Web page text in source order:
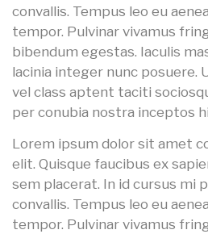
convallis. Tempus leo eu
tempor. Pulvinar vivamus
bibendum egestas. Iaculis
lacinia integer nunc posuere.
vel class aptent taciti
per conubia nostra inceptos
Lorem ipsum dolor sit amet
elit. Quisque faucibus ex
sem placerat. In id cursus mi
convallis. Tempus leo eu
tempor. Pulvinar vivamus